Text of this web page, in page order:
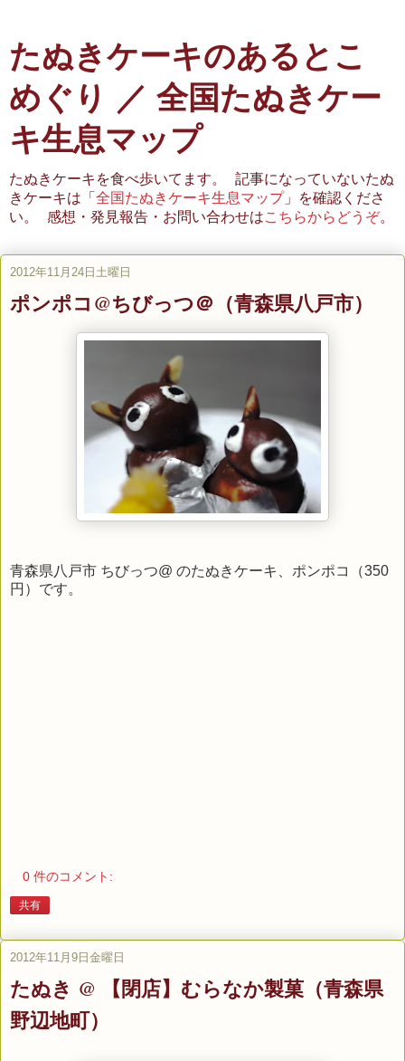
たぬきケーキのあるとこ
めぐり ／ 全国たぬきケー
キ生息マップ
たぬきケーキを食べ歩いてます。 記事になっていないたぬ
きケーキは「 全国たぬきケーキ生息マップ」を確認くださ
い。 感想・発見報告・お問い合わせはこちらからどうぞ。
2012年11月24日土曜日
ポンポコ@ちびっつ＠（青森県八戸市）
青森県八戸市 ちびっつ@ のたぬきケーキ、ポンポコ（350
円）です。
0 件のコメント:
共有
2012年11月9日金曜日
たぬき @ 【閉店】むらなか製菓（青森県
野辺地町）